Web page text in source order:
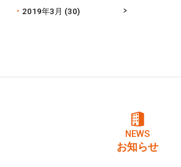
2019年3月 (30)
NEWS
お知らせ